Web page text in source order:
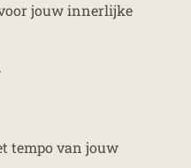
jouw innerlijke
tempo van jouw